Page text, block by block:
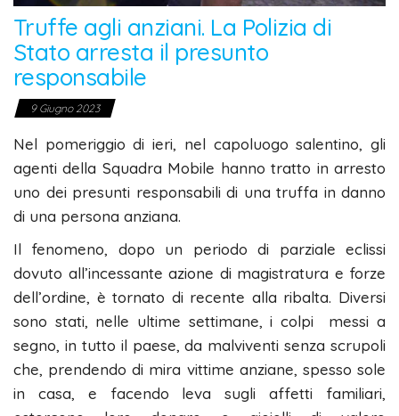
Truffe agli anziani. La Polizia di
Stato arresta il presunto
responsabile
9 Giugno 2023
Nel pomeriggio di ieri, nel capoluogo salentino, gli
agenti della Squadra Mobile hanno tratto in arresto
uno dei presunti responsabili di una truffa in danno
di una persona anziana.
Il fenomeno, dopo un periodo di parziale eclissi
dovuto all’incessante azione di magistratura e forze
dell’ordine, è tornato di recente alla ribalta. Diversi
sono stati, nelle ultime settimane, i colpi messi a
segno, in tutto il paese, da malviventi senza scrupoli
che, prendendo di mira vittime anziane, spesso sole
in casa, e facendo leva sugli affetti familiari,